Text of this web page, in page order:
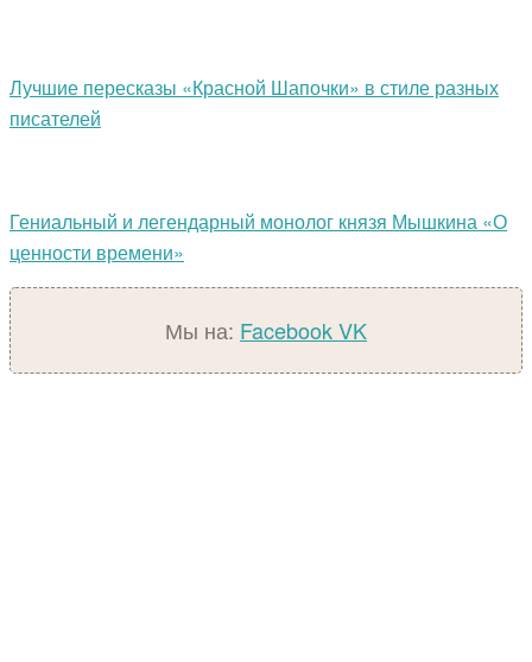
Лучшие пересказы «Красной Шапочки» в стиле разных
писателей
Гениальный и легендарный монолог князя Мышкина «О
ценности времени»
Мы на: FacebookVK